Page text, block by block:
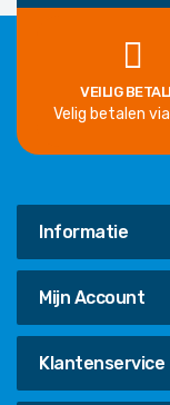
VEILIG
Velig betalen
Informatie
Mijn Account
Klantenservice